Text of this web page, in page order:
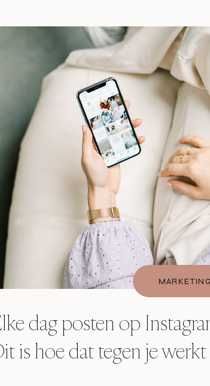
dag posten op
is hoe dat tegen je werkt
MARKETING